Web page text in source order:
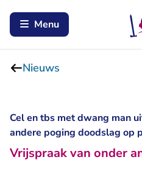
Menu
Nieuws
Cel en tbs met dwang man
andere poging doodslag op
Vrijspraak van onder